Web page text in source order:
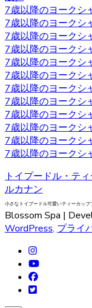
た犬もいますが、
ん。しつけやヨー
是非当店にご相談
2020.9.25
小型犬の中でも特
ヨーキーといった
い被毛を持ちなが
いなどの特徴があ
られ、カットの仕
を伸ばし続ける場
も人気の一つです
を行い、長い被毛
ヨークシャーテリ
相談下さい。
ベベドールはヨー
い主様へお引き渡
ております。アフ
7歳以降のヨークシ
7歳以降のヨークシ
7歳以降のヨークシ
7歳以降のヨークシ
7歳以降のヨークシ
7歳以降のヨークシ
7歳以降のヨークシ
7歳以降のヨークシ
7歳以降のヨークシ
7歳以降のヨークシ
7歳以降のヨークシ
7歳以降のヨークシ
トイプードル・テ
ルカナン
小さなトイプードル可愛いティーカップ
Blossom Spa |
WordPress. プライ